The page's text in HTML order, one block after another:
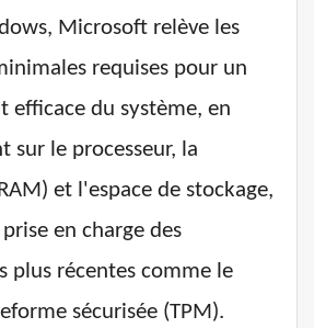
Microsoft relève les
requises pour un
efficace du système, en
sur le processeur, la
et l'espace de stockage,
en charge des
plus récentes comme le
sécurisée (TPM).